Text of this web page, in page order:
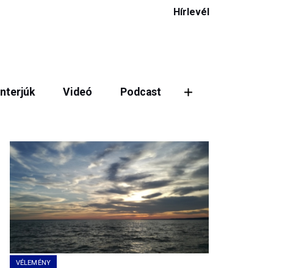
Hírlevél
Interjúk Videó Podcast
VÉLEMÉNY